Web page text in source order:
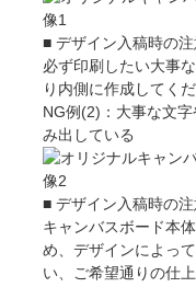
■ デザイン入稿時の
必ず印刷したい大事
り内側に作成してくだ
NG例(2)：大事な文
み出している
■ デザイン入稿時の
キャンバスボード本
め、デザインによっ
い、ご希望通りの仕